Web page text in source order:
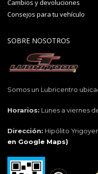
Cambios y devoluciones
Consejos para tu vehículo
SOBRE NOSOTROS
Somos un Lubricentro
Horarios: Lunes a viernes
Dirección: Hipólito
en Google Maps)